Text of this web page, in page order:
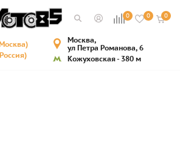
0 0 0
Москва,
ул Петра Романова, 6
Кожуховская - 380 м